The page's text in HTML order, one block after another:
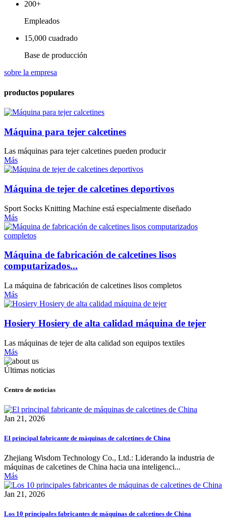
200+
Empleados
15,000 cuadrado
Base de producción
sobre la empresa
productos populares
Máquina para tejer calcetines
Las máquinas para tejer calcetines pueden producir
Más
Máquina de tejer de calcetines deportivos
Sport Socks Knitting Machine está especialmente diseñado
Más
Máquina de fabricación de calcetines lisos
computarizados...
La máquina de fabricación de calcetines lisos completos
Más
Hosiery Hosiery de alta calidad máquina de tejer
Las máquinas de tejer de alta calidad son equipos textiles
Más
Últimas noticias
Centro de noticias
Jan 21, 2026
El principal fabricante de máquinas de calcetines de China
Zhejiang Wisdom Technology Co., Ltd.: Liderando la industria de
máquinas de calcetines de China hacia una inteligenci...
Más
Jan 21, 2026
Los 10 principales fabricantes de máquinas de calcetines de China